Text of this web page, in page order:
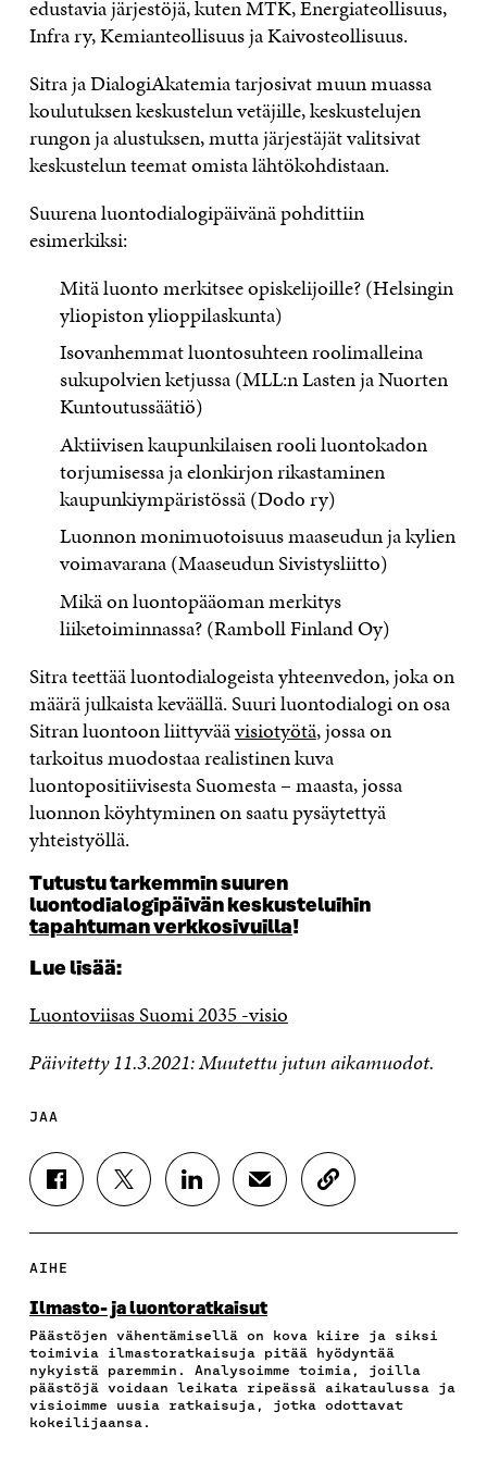
edustavia järjestöjä, kuten MTK, Energiateollisuus,
Infra ry, Kemianteollisuus ja Kaivosteollisuus.
Sitra ja DialogiAkatemia tarjosivat muun muassa
koulutuksen keskustelun vetäjille, keskustelujen
rungon ja alustuksen, mutta järjestäjät valitsivat
keskustelun teemat omista lähtökohdistaan.
Suurena luontodialogipäivänä pohdittiin
esimerkiksi:
Mitä luonto merkitsee opiskelijoille? (Helsingin
yliopiston ylioppilaskunta)
Isovanhemmat luontosuhteen roolimalleina
sukupolvien ketjussa (MLL:n Lasten ja Nuorten
Kuntoutussäätiö)
Aktiivisen kaupunkilaisen rooli luontokadon
torjumisessa ja elonkirjon rikastaminen
kaupunkiympäristössä (Dodo ry)
Luonnon monimuotoisuus maaseudun ja kylien
voimavarana (Maaseudun Sivistysliitto)
Mikä on luontopääoman merkitys
liiketoiminnassa? (Ramboll Finland Oy)
Sitra teettää luontodialogeista yhteenvedon, joka on
määrä julkaista keväällä. Suuri luontodialogi on osa
Sitran luontoon liittyväävisiotyötä, jossa on
tarkoitus muodostaa realistinen kuva
luontopositiivisesta Suomesta – maasta, jossa
luonnon köyhtyminen on saatu pysäytettyä
yhteistyöllä.
Tutustu tarkemmin suuren
luontodialogipäivän keskusteluihin
tapahtuman verkkosivuilla!
Lue lisää:
Luontoviisas Suomi 2035 -visio
Päivitetty 11.3.2021: Muutettu jutun aikamuodot.
JAA
J
A
A
E
O
O
K
I
S
J
A
T
E
R
I
S
S
J
A
K
D
I
N
I
J
A
K
P
O
S
K
O
T
I
K
K
AIHE
Ilmasto- ja luontoratkaisut
Päästöjen vähentämisellä on kova kiire ja siksi
toimivia ilmastoratkaisuja pitää hyödyntää
nykyistä paremmin. Analysoimme toimia, joilla
päästöjä voidaan leikata ripeässä aikataulussa ja
visioimme uusia ratkaisuja, jotka odottavat
kokeilijaansa.